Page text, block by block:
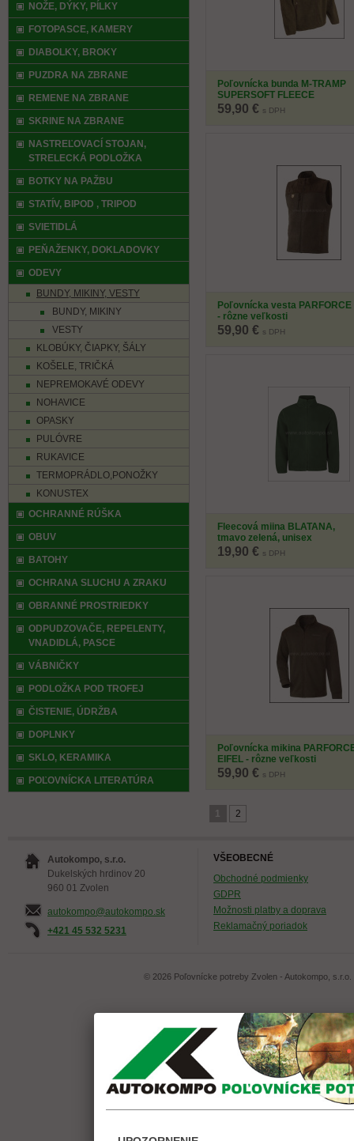
Poľovnícka bunda M-TRAMP
SUPERSOFT FLEECE
59,90 € s DPH
Poľovnícka vesta PARFORCE
- rôzne veľkosti
59,90 € s DPH
Fleecová miina BLATANA,
tmavo zelená, unisex
19,90 € s DPH
Poľovnícka mikina
EIFEL - rôzne veľkosti
59,90 € s DPH
1 2
NOŽE, DÝKY, PÍLKY
FOTOPASCE, KAMERY
DIABOLKY, BROKY
PUZDRA NA ZBRANE
REMENE NA ZBRANE
SKRINE NA ZBRANE
NASTREĽOVACÍ STOJAN,
STRELECKÁ PODLOŽKA
BOTKY NA PAŽBU
STATÍV, BIPOD , TRIPOD
SVIETIDLÁ
PEŇAŽENKY, DOKLADOVKY
ODEVY
BUNDY, MIKINY, VESTY
BUNDY, MIKINY
VESTY
KLOBÚKY, ČIAPKY, ŠÁLY
KOŠELE, TRIČKÁ
NEPREMOKAVÉ ODEVY
NOHAVICE
OPASKY
PULÓVRE
RUKAVICE
TERMOPRÁDLO,PONOŽKY
KONUSTEX
OCHRANNÉ RÚŠKA
OBUV
BATOHY
OCHRANA SLUCHU A ZRAKU
OBRANNÉ PROSTRIEDKY
ODPUDZOVAČE, REPELENTY,
VNADIDLÁ, PASCE
VÁBNIČKY
PODLOŽKA POD TROFEJ
ČISTENIE, ÚDRŽBA
DOPLNKY
SKLO, KERAMIKA
POĽOVNÍCKA LITERATÚRA
Autokompo, s.r.o.
Dukelských hrdinov 20
960 01 Zvolen
autokompo@autokompo.sk
+421 45 532 5231
VŠEOBECNÉ
Obchodné podmienky
GDPR
Možnosti platby a doprava
Reklamačný poriadok
© 2026 Poľovnícke potreby Zvolen - Autokompo, s.r.o.